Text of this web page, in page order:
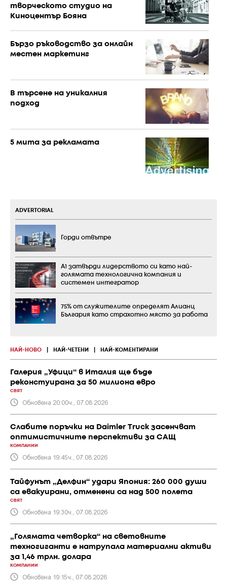
творческото студио на
Киноцентър Бояна
Бързо ръководство за онлайн
местен маркетинг
В търсене на уникалния
подход
5 мита за рекламата
НАЙ-НОВО НАЙ-ЧЕТЕНИ НАЙ-КОМЕНТИРАНИ
Галерия „Уфици“ в Италия ще бъде
реконстуирана за 50 милиона евро
СВЯТ
Обновена 20:00ч., 07.08.2026
Слабите поръчки на Daimler Truck засенчват
оптимистичните перспективи за САЩ
КОМПАНИИ
Обновена 19:45ч., 07.08.2026
Тайфунът „Делфин“ удари Япония: 260 000 души
са евакуирани, отменени са над 500 полета
СВЯТ
Обновена 19:30ч., 07.08.2026
„Голямата четворка“ на световните
техногиганти е натрупала материални активи
за 1,46 трлн. долара
КОМПАНИИ
Обновена 19:15ч., 07.08.2026
ADVERTORIAL
Горди отвътре
А1 затвърди лидерството си като най-
голямата технологична компания и
системен интегратор
75% от служителите определят Алианц
България като страхотно място за работа